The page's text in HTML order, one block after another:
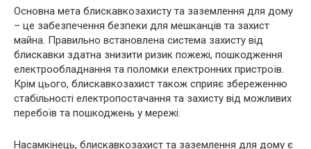
Основна мета блискавкозахисту та заземлення для дому
– це забезпечення безпеки для мешканців та захист
майна. Правильно встановлена система захисту від
блискавки здатна знизити ризик пожежі, пошкодження
електрообладнання та поломки електронних пристроїв.
Крім цього, блискавкозахист також сприяє збереженню
стабільності електропостачання та захисту від можливих
перебоїв та пошкоджень у мережі.
Насамкінець, блискавкозахист та заземлення для дому є